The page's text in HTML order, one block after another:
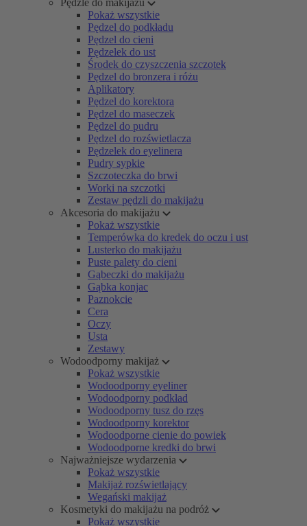
Pędzle do makijażu
Pokaż wszystkie
Pędzel do podkładu
Pędzel do cieni
Pędzelek do ust
Środek do czyszczenia szczotek
Pędzel do bronzera i różu
Aplikatory
Pędzel do korektora
Pędzel do maseczek
Pędzel do pudru
Pędzel do rozświetlacza
Pędzelek do eyelinera
Pudry sypkie
Szczoteczka do brwi
Worki na szczotki
Zestaw pędzli do makijażu
Akcesoria do makijażu
Pokaż wszystkie
Temperówka do kredek do oczu i ust
Lusterko do makijażu
Puste palety do cieni
Gąbeczki do makijażu
Gąbka konjac
Paznokcie
Cera
Oczy
Usta
Zestawy
Wodoodporny makijaż
Pokaż wszystkie
Wodoodporny eyeliner
Wodoodporny podkład
Wodoodporny tusz do rzęs
Wodoodporny korektor
Wodoodporne cienie do powiek
Wodoodporne kredki do brwi
Najważniejsze wydarzenia
Pokaż wszystkie
Makijaż rozświetlający
Wegański makijaż
Kosmetyki do makijażu na podróż
Pokaż wszystkie